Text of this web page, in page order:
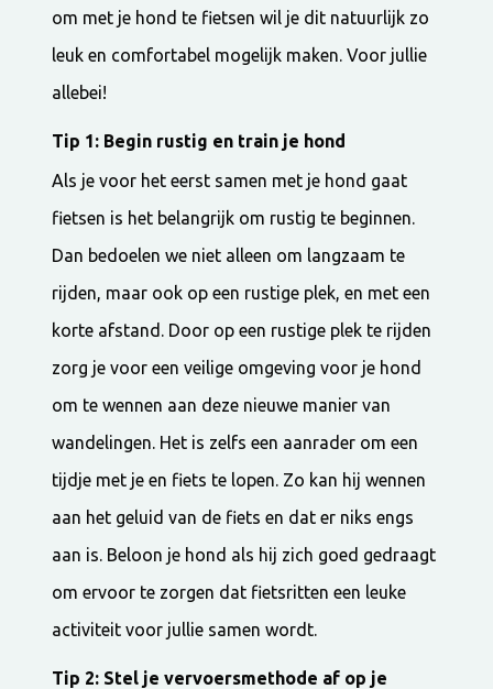
om met je hond te fietsen wil je dit natuurlijk zo
leuk en comfortabel mogelijk maken. Voor jullie
allebei!
Tip 1: Begin rustig en train je hond
Als je voor het eerst samen met je hond gaat
fietsen is het belangrijk om rustig te beginnen.
Dan bedoelen we niet alleen om langzaam te
rijden, maar ook op een rustige plek, en met een
korte afstand. Door op een rustige plek te rijden
zorg je voor een veilige omgeving voor je hond
om te wennen aan deze nieuwe manier van
wandelingen. Het is zelfs een aanrader om een
tijdje met je en fiets te lopen. Zo kan hij wennen
aan het geluid van de fiets en dat er niks engs
aan is. Beloon je hond als hij zich goed gedraagt
om ervoor te zorgen dat fietsritten een leuke
activiteit voor jullie samen wordt.
Tip 2: Stel je vervoersmethode af op je